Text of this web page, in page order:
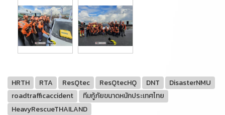
HRTH RTA ResQtec ResQtecHQ DNT
DisasterNMU
roadtrafficaccident
ทีมกู้ภัยขนาดหนักประเทศไทย
HeavyRescueTHAILAND